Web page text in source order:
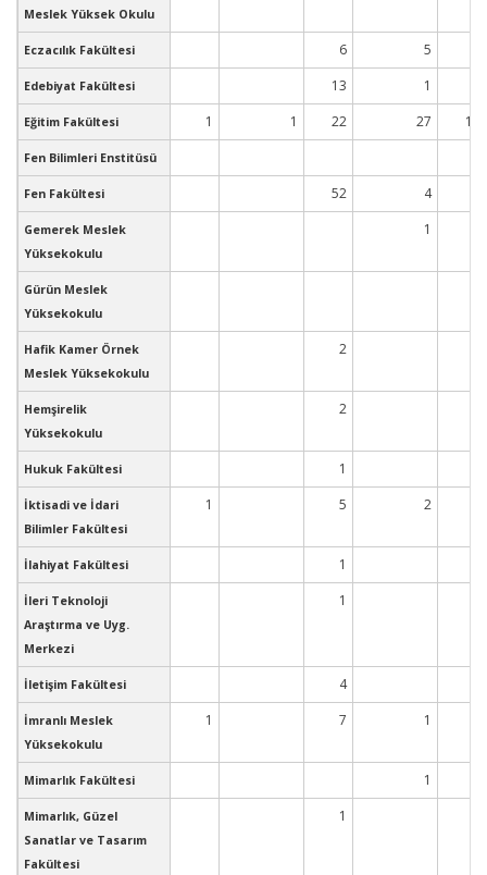
Meslek Yüksek Okulu
Eczacılık Fakültesi 6 5
Edebiyat Fakültesi 13 1
Eğitim Fakültesi 1 1 22 27 10
Fen Bilimleri Enstitüsü
Fen Fakültesi 52 4
Gemerek Meslek
Yüksekokulu
1
Gürün Meslek
Yüksekokulu
Hafik Kamer Örnek
Meslek Yüksekokulu
2
Hemşirelik
Yüksekokulu
2
Hukuk Fakültesi 1
İktisadi ve İdari
Bilimler Fakültesi
1 5 2
İlahiyat Fakültesi 1
İleri Teknoloji
Araştırma ve Uyg.
Merkezi
1
İletişim Fakültesi 4
İmranlı Meslek
Yüksekokulu
1 7 1
Mimarlık Fakültesi 1
Mimarlık, Güzel
Sanatlar ve Tasarım
Fakültesi
1